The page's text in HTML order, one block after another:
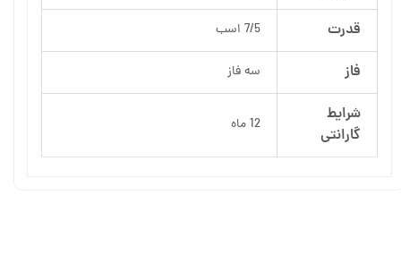
قدرت 7/5 اسب
فاز سه فاز
شرایط
گارانتی
12 ماه